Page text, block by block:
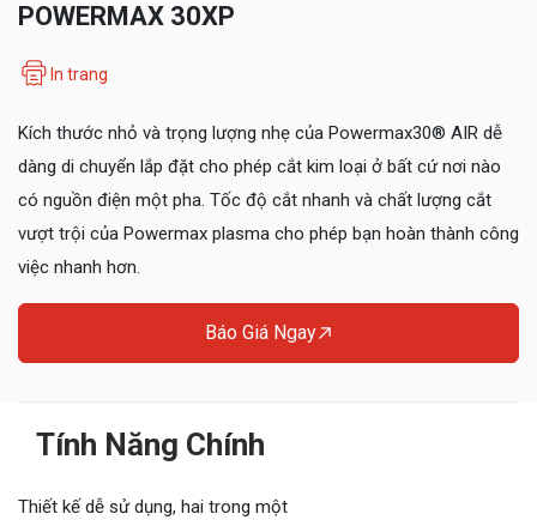
POWERMAX 30XP
In trang
Kích thước nhỏ và trọng lượng nhẹ của Powermax30® AIR dễ
dàng di chuyển lắp đặt cho phép cắt kim loại ở bất cứ nơi nào
có nguồn điện một pha. Tốc độ cắt nhanh và chất lượng cắt
vượt trội của Powermax plasma cho phép bạn hoàn thành công
việc nhanh hơn.
Báo Giá Ngay
Tính Năng Chính
Thiết kế dễ sử dụng, hai trong một